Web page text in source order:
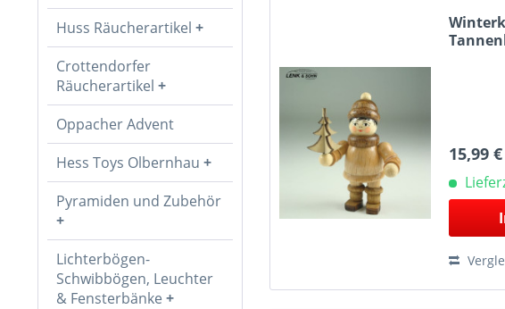
Huss Räucherartikel
Crottendorfer
Räucherartikel
Oppacher Advent
Hess Toys Olbernhau
Pyramiden und Zubehör
Lichterbögen-
Schwibbögen, Leuchter
& Fensterbänke
15,99